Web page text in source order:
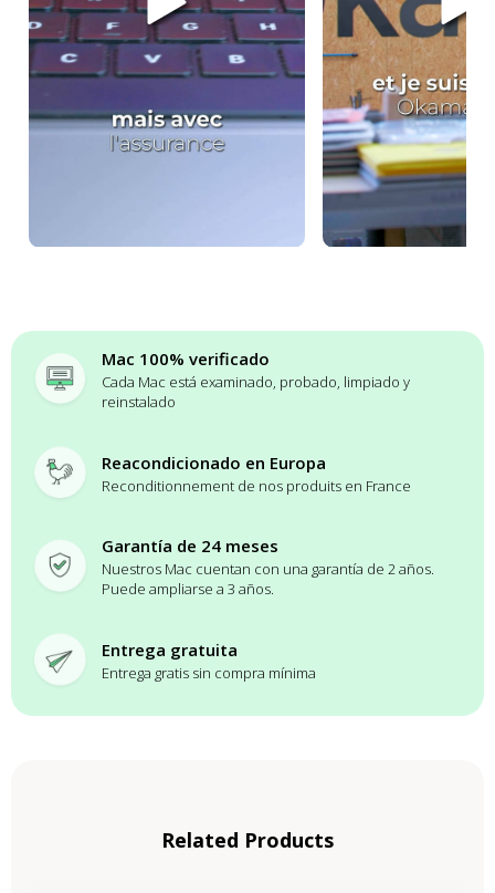
Mac 100% verificado
Cada Mac está examinado, probado, limpiado y
reinstalado
Reacondicionado en Europa
Reconditionnement de nos produits en France
Garantía de 24 meses
Nuestros Mac cuentan con una garantía de 2 años.
Puede ampliarse a 3 años.
Entrega gratuita
Entrega gratis sin compra mínima
Related Products